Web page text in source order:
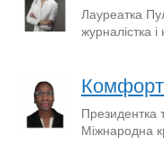
Лауреатка
журналістка
Президентка
Міжнародна